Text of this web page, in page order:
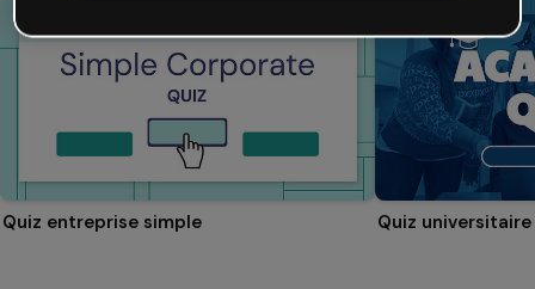
Quiz entreprise simple Quiz universitaire